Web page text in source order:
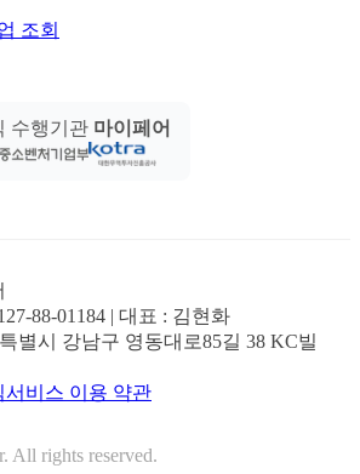
조회
수행기관 마이페어
88-01184 | 대표 : 김현화
별시 강남구 영동대로85길 38 KC빌
서비스 이용 약관
All rights reserved.